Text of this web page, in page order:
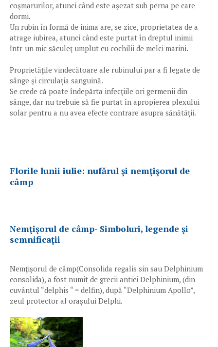
coşmarurilor, atunci când este aşezat sub perna pe care
dormi.
Un rubin în formă de inima are, se zice, proprietatea de a
atrage iubirea, atunci când este purtat în dreptul inimii
într-un mic săculeţ umplut cu cochilii de melci marini.
Proprietăţile vindecătoare ale rubinului par a fi legate de
sânge şi circulaţia sanguină.
Se crede că poate îndepărta infecţiile ori germenii din
sânge, dar nu trebuie să fie purtat în apropierea plexului
solar pentru a nu avea efecte contrare asupra sănătăţii.
Florile lunii iulie: nufărul şi nemţişorul de
câmp
Nemţişorul de câmp- Simboluri, legende şi
semnificaţii
Nemţişorul de câmp(Consolida regalis sin sau Delphinium
consolida), a fost numit de grecii antici Delphinium, (din
cuvântul “delphis “ = delfin), după “Delphinium Apollo”,
zeul protector al oraşului Delphi.